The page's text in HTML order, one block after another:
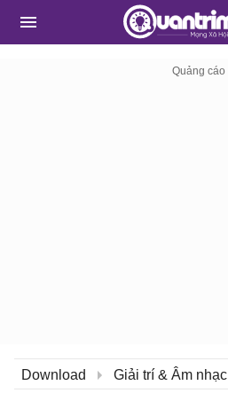
Download Giải trí & Âm nhạc